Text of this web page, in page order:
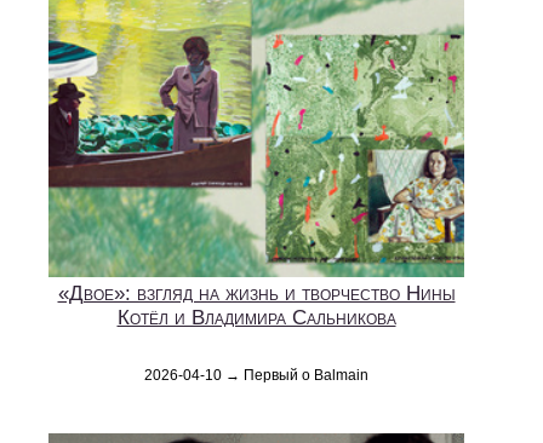
«Двое»: взгляд на жизнь и творчество Нины
Котёл и Владимира Сальникова
2026-04-10 → Первый о Balmain